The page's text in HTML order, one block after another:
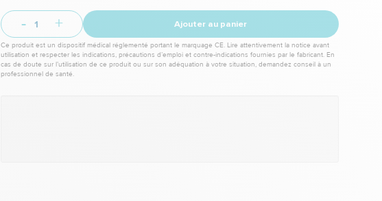
- + Ajouter au panier
Ce produit est un dispositif médical réglementé portant le marquage CE. Lire attentivement la notice avant
utilisation et respecter les indications, précautions d’emploi et contre-indications fournies par le fabricant. En
cas de doute sur l’utilisation de ce produit ou sur son adéquation à votre situation, demandez conseil à un
professionnel de santé.